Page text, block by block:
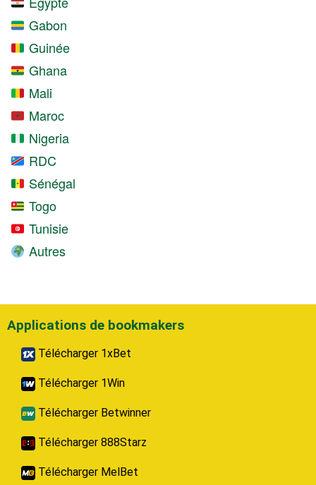
Gabon
Guinée
Ghana
Mali
Maroc
Nigeria
RDC
Sénégal
Togo
Tunisie
Autres
Applications de bookmakers
Télécharger 1xBet
Télécharger 1Win
Télécharger Betwinner
Télécharger 888Starz
Télécharger MelBet